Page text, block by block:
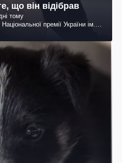
що він відібрав
тому
премії України ім.